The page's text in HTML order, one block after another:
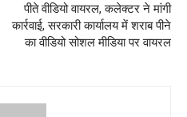
पीते वीडियो वायरल, कलेक्टर ने मांगी
कार्रवाई, सरकारी कार्यालय में शराब पीने
का वीडियो सोशल मीडिया पर वायरल